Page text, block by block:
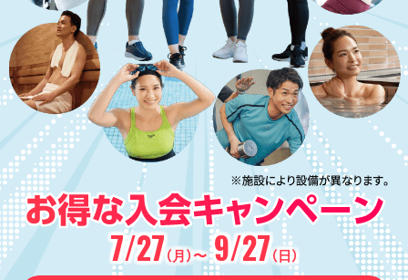
7/27 （月）〜9/27 （日）